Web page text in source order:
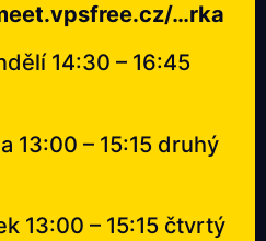
…rka
14:30 – 16:45
– 15:15 druhý
– 15:15 čtvrtý